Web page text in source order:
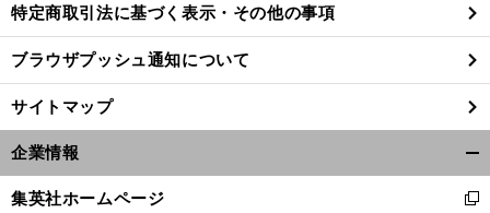
特定商取引法に基づく表示・その他の事項
ブラウザプッシュ通知について
サイトマップ
企業情報
閉
集英社ホームページ
新